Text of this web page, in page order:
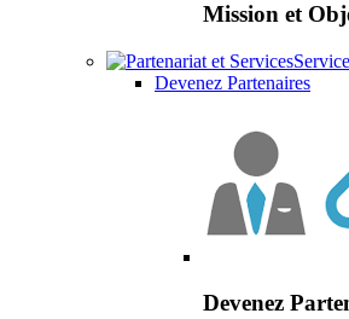
Mission et
Devenez Partenaires
Devenez